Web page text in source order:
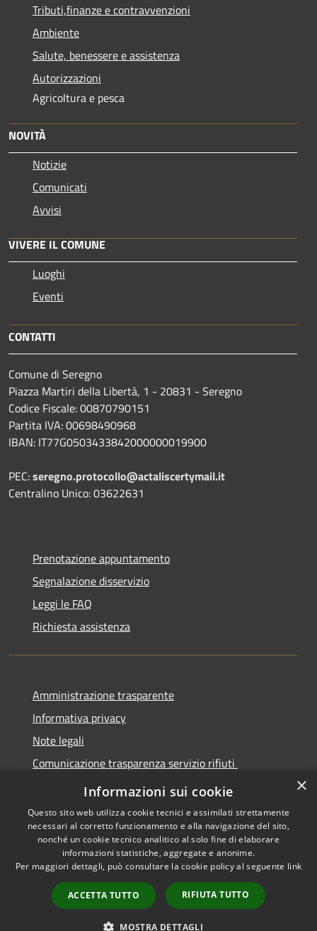
Tributi,finanze e contravvenzioni
Ambiente
Salute, benessere e assistenza
Autorizzazioni
Agricoltura e pesca
NOVITÀ
Notizie
Comunicati
Avvisi
VIVERE IL COMUNE
Luoghi
Eventi
CONTATTI
Comune di Seregno
Piazza Martiri della Libertà, 1 - 20831 - Seregno
Codice Fiscale: 00870790151
Partita IVA: 00698490968
IBAN: IT77G0503433842000000019900
PEC:seregno.protocollo@actaliscertymail.it
Centralino Unico: 03622631
Prenotazione appuntamento
Segnalazione disservizio
Leggi le FAQ
Richiesta assistenza
Amministrazione trasparente
Informativa privacy
Note legali
Comunicazione trasparenza servizio rifiuti
Dichiarazione di accessibilità
Accessibilità
Copyright © 2026 • Città di
Seregno • Powered by
Municipium•
Accesso
redazione
×
Informazioni sui cookie
Questo sito web utilizza cookie tecnici e assimilati strettamente
necessari al corretto funzionamento e alla navigazione del sito,
nonché un cookie tecnico analitico al solo fine di elaborare
informazioni statistiche, aggregate e anonime.
Per maggiori dettagli, può consultare la cookie policy al seguente link
ACCETTA TUTTO RIFIUTA TUTTO
MOSTRA DETTAGLI